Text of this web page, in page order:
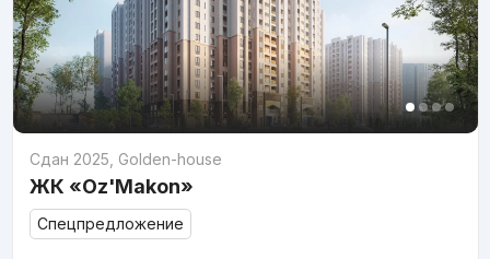
Сдан 2025 Golden-house
ЖК «Oz'Makon»
Спецпредложение